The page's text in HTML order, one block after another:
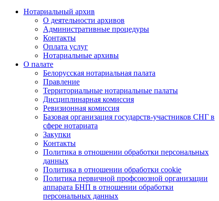
Нотариальный архив
О деятельности архивов
Административные процедуры
Контакты
Оплата услуг
Нотариальные архивы
О палате
Белорусская нотариальная палата
Правление
Территориальные нотариальные палаты
Дисциплинарная комиссия
Ревизионная комиссия
Базовая организация государств-участников СНГ в
сфере нотариата
Закупки
Контакты
Политика в отношении обработки персональных
данных
Политика в отношении обработки cookie
Политика первичной профсоюзной организации
аппарата БНП в отношении обработки
персональных данных